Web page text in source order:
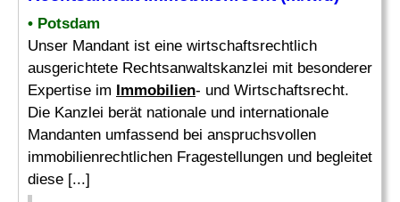
• Potsdam
Unser Mandant ist eine wirtschaftsrechtlich
ausgerichtete Rechtsanwaltskanzlei mit besonderer
Expertise im Immobilien- und Wirtschaftsrecht.
Die Kanzlei berät nationale und internationale
Mandanten umfassend bei anspruchsvollen
immobilienrechtlichen Fragestellungen und begleitet
diese [...]